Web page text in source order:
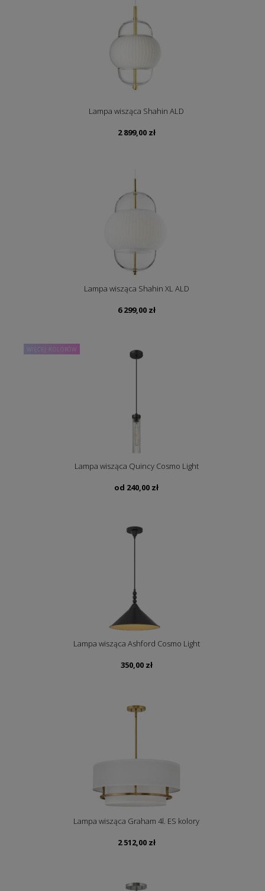
Lampa wisząca Shahin ALD
2 899,00 zł
Lampa wisząca Shahin XL ALD
6 299,00 zł
WIĘCEJ KOLORÓW
Lampa wisząca Quincy Cosmo Light
od 240,00 zł
Lampa wisząca Ashford Cosmo Light
350,00 zł
Lampa wisząca Graham 4l. ES kolory
2 512,00 zł